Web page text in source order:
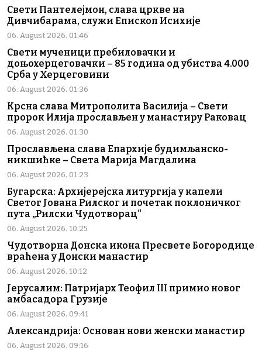
Свети Пантелејмон, слава цркве на
Дивчибарама, служи Епископ Исихије
06. August 2026. 01:46
Свети мученици пребиловачки и
доњохерцеговачки – 85 година од убиства 4.000
Срба у Херцеговини
06. August 2026. 01:36
Крсна слава Митрополита Василија – Свети
пророк Илија прослављен у манастиру Раковац
06. August 2026. 01:30
Прослављена слава Епархије будимљанско-
никшићке – Света Марија Магдалина
06. August 2026. 01:23
Бугарска: Архијерејска литургија у капели
Светог Јована Рилског и почетак поклоничког
пута „Рилски Чудотворац“
06. August 2026. 10:25
Чудотворна Донска икона Пресвете Богородице
враћена у Донски манастир
06. August 2026. 10:12
Јерусалим: Патријарх Теофил III примио новог
амбасадора Грузије
06. August 2026. 09:41
Александрија: Основан нови женски манастир
06. August 2026. 09:16